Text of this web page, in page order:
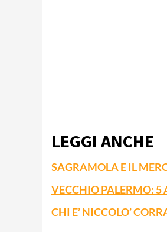
LEGGI ANCHE
SAGRAMOLA E IL
VECCHIO PALERMO:
CHI E’ NICCOLO’